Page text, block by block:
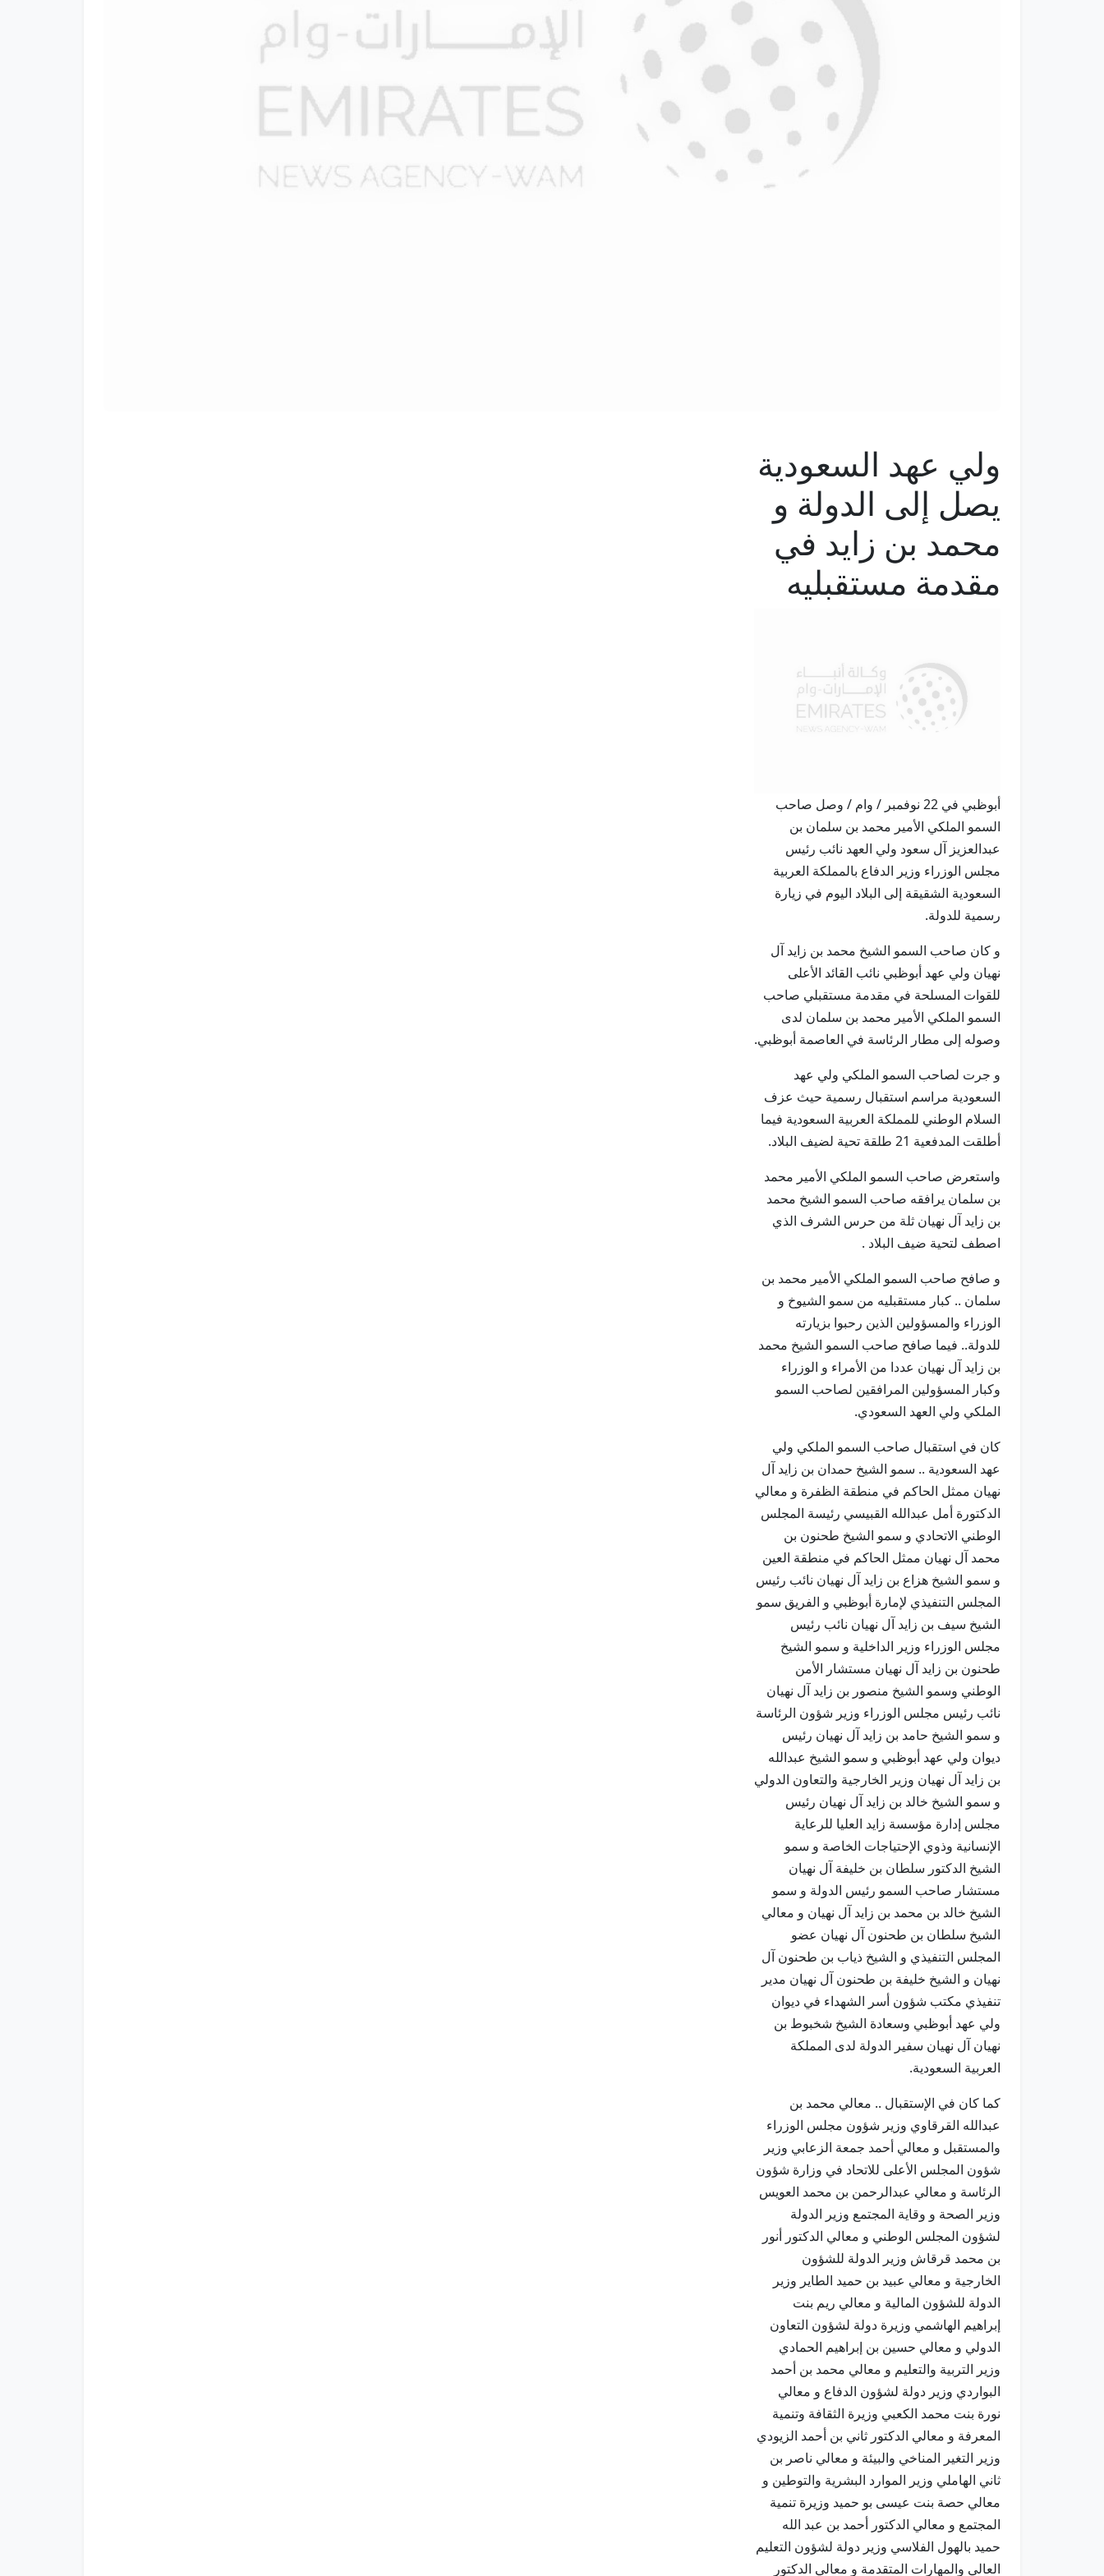
ولي عهد السعودية
يصل إلى الدولة و
محمد بن زايد في
مقدمة مستقبليه
أبوظبي في 22 نوفمبر / وام / وصل صاحب
السمو الملكي الأمير محمد بن سلمان بن
عبدالعزيز آل سعود ولي العهد نائب رئيس
مجلس الوزراء وزير الدفاع بالمملكة العربية
السعودية الشقيقة إلى البلاد اليوم في زيارة
رسمية للدولة.
و كان صاحب السمو الشيخ محمد بن زايد آل
نهيان ولي عهد أبوظبي نائب القائد الأعلى
للقوات المسلحة في مقدمة مستقبلي صاحب
السمو الملكي الأمير محمد بن سلمان لدى
وصوله إلى مطار الرئاسة في العاصمة أبوظبي.
و جرت لصاحب السمو الملكي ولي عهد
السعودية مراسم استقبال رسمية حيث عزف
السلام الوطني للمملكة العربية السعودية فيما
أطلقت المدفعية 21 طلقة تحية لضيف البلاد.
واستعرض صاحب السمو الملكي الأمير محمد
بن سلمان يرافقه صاحب السمو الشيخ محمد
بن زايد آل نهيان ثلة من حرس الشرف الذي
اصطف لتحية ضيف البلاد .
و صافح صاحب السمو الملكي الأمير محمد بن
سلمان .. كبار مستقبليه من سمو الشيوخ و
الوزراء والمسؤولين الذين رحبوا بزيارته
للدولة.. فيما صافح صاحب السمو الشيخ محمد
بن زايد آل نهيان عددا من الأمراء و الوزراء
وكبار المسؤولين المرافقين لصاحب السمو
الملكي ولي العهد السعودي.
كان في استقبال صاحب السمو الملكي ولي
عهد السعودية .. سمو الشيخ حمدان بن زايد آل
نهيان ممثل الحاكم في منطقة الظفرة و معالي
الدكتورة أمل عبدالله القبيسي رئيسة المجلس
الوطني الاتحادي و سمو الشيخ طحنون بن
محمد آل نهيان ممثل الحاكم في منطقة العين
و سمو الشيخ هزاع بن زايد آل نهيان نائب رئيس
المجلس التنفيذي لإمارة أبوظبي و الفريق سمو
الشيخ سيف بن زايد آل نهيان نائب رئيس
مجلس الوزراء وزير الداخلية و سمو الشيخ
طحنون بن زايد آل نهيان مستشار الأمن
الوطني وسمو الشيخ منصور بن زايد آل نهيان
نائب رئيس مجلس الوزراء وزير شؤون الرئاسة
و سمو الشيخ حامد بن زايد آل نهيان رئيس
ديوان ولي عهد أبوظبي و سمو الشيخ عبدالله
بن زايد آل نهيان وزير الخارجية والتعاون الدولي
و سمو الشيخ خالد بن زايد آل نهيان رئيس
مجلس إدارة مؤسسة زايد العليا للرعاية
الإنسانية وذوي الإحتياجات الخاصة و سمو
الشيخ الدكتور سلطان بن خليفة آل نهيان
مستشار صاحب السمو رئيس الدولة و سمو
الشيخ خالد بن محمد بن زايد آل نهيان و معالي
الشيخ سلطان بن طحنون آل نهيان عضو
المجلس التنفيذي و الشيخ ذياب بن طحنون آل
نهيان و الشيخ خليفة بن طحنون آل نهيان مدير
تنفيذي مكتب شؤون أسر الشهداء في ديوان
ولي عهد أبوظبي وسعادة الشيخ شخبوط بن
نهيان آل نهيان سفير الدولة لدى المملكة
العربية السعودية.
كما كان في الإستقبال .. معالي محمد بن
عبدالله القرقاوي وزير شؤون مجلس الوزراء
والمستقبل و معالي أحمد جمعة الزعابي وزير
شؤون المجلس الأعلى للاتحاد في وزارة شؤون
الرئاسة و معالي عبدالرحمن بن محمد العويس
وزير الصحة و وقاية المجتمع وزير الدولة
لشؤون المجلس الوطني و معالي الدكتور أنور
بن محمد قرقاش وزير الدولة للشؤون
الخارجية و معالي عبيد بن حميد الطاير وزير
الدولة للشؤون المالية و معالي ريم بنت
إبراهيم الهاشمي وزيرة دولة لشؤون التعاون
الدولي و معالي حسين بن إبراهيم الحمادي
وزير التربية والتعليم و معالي محمد بن أحمد
البواردي وزير دولة لشؤون الدفاع و معالي
نورة بنت محمد الكعبي وزيرة الثقافة وتنمية
المعرفة و معالي الدكتور ثاني بن أحمد الزيودي
وزير التغير المناخي والبيئة و معالي ناصر بن
ثاني الهاملي وزير الموارد البشرية والتوطين و
معالي حصة بنت عيسى بو حميد وزيرة تنمية
المجتمع و معالي الدكتور أحمد بن عبد الله
حميد بالهول الفلاسي وزير دولة لشؤون التعليم
العالي والمهارات المتقدمة و معالي الدكتور